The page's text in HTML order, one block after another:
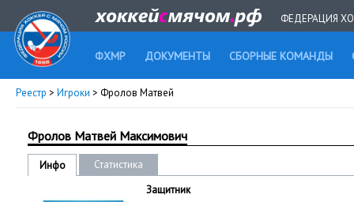
ФЕДЕРАЦИЯ
ФХМР ДОКУМЕНТЫ СБОРНЫЕ КОМАНДЫ
Реестр > Игроки > Фролов Матвей
Фролов Матвей Максимович
Инфо
Статистика
Защитник